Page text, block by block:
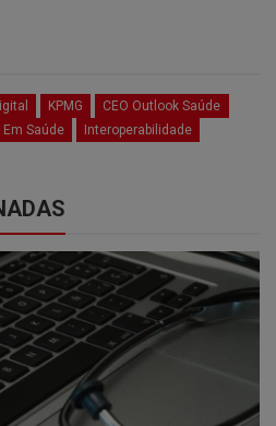
KPMG
CEO Outlook Saúde
Em Saúde
Interoperabilidade